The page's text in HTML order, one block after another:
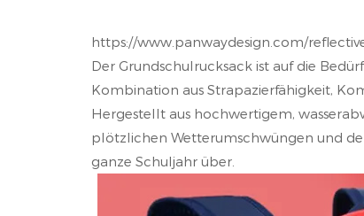
https://www.panwaydesign.com/
Der Grundschulrucksack ist auf die
Kombination aus Strapazierfähigkeit,
Hergestellt aus hochwertigem,
plötzlichen Wetterumschwüngen und
ganze Schuljahr über.